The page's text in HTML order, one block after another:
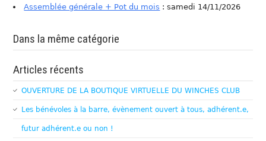
Assemblée générale + Pot du mois : samedi 14/11/2026
Dans la même catégorie
Articles récents
OUVERTURE DE LA BOUTIQUE VIRTUELLE DU WINCHES CLUB
Les bénévoles à la barre, évènement ouvert à tous, adhérent.e,
futur adhérent.e ou non !